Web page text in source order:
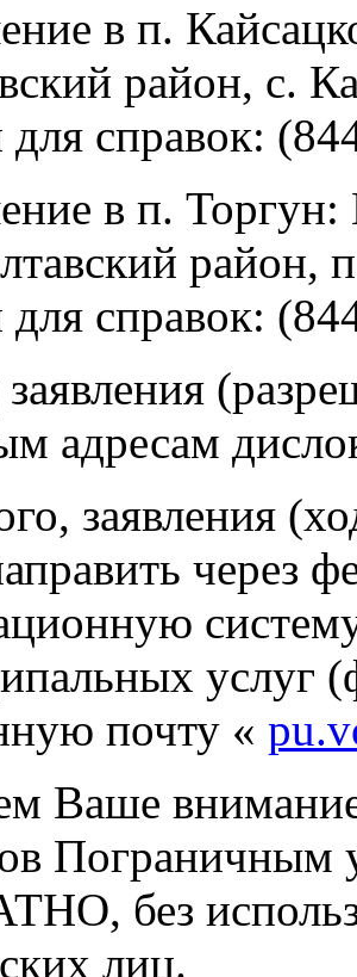
в п.
район, с.
справок:
в п. Торгун:
район,
справок:
адресам
заявления
через
услуг
почту «
Ваше
Пограничным
без
лиц.